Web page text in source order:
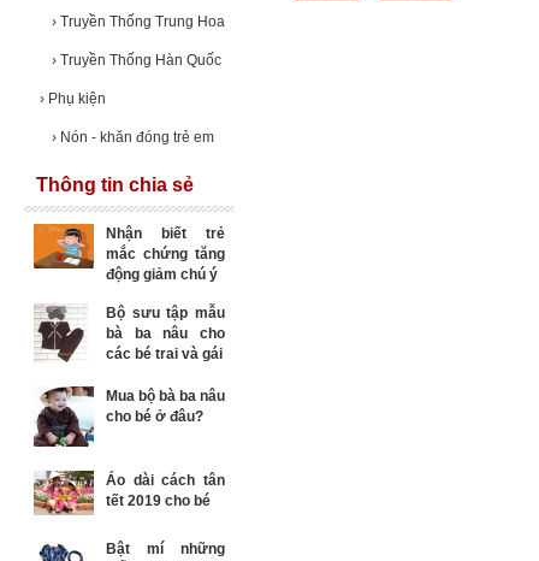
› Truyền Thống Trung Hoa
› Truyền Thống Hàn Quốc
› Phụ kiện
› Nón - khăn đóng trẻ em
Thông tin chia sẻ
Nhận biết trẻ
mắc chứng tăng
động giảm chú ý
Bộ sưu tập mẫu
bà ba nâu cho
các bé trai và gái
Mua bộ bà ba nâu
cho bé ở đâu?
Áo dài cách tân
tết 2019 cho bé
Bật mí những